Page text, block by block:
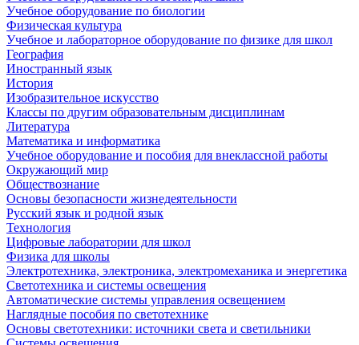
Учебное оборудование по биологии
Физическая культура
Учебное и лабораторное оборудование по физике для школ
География
Иностранный язык
История
Изобразительное искусство
Классы по другим образовательным дисциплинам
Литература
Математика и информатика
Учебное оборудование и пособия для внеклассной работы
Окружающий мир
Обществознание
Основы безопасности жизнедеятельности
Русский язык и родной язык
Технология
Цифровые лаборатории для школ
Физика для школы
Электротехника, электроника, электромеханика и энергетика
Светотехника и системы освещения
Автоматические системы управления освещением
Наглядные пособия по светотехнике
Основы светотехники: источники света и светильники